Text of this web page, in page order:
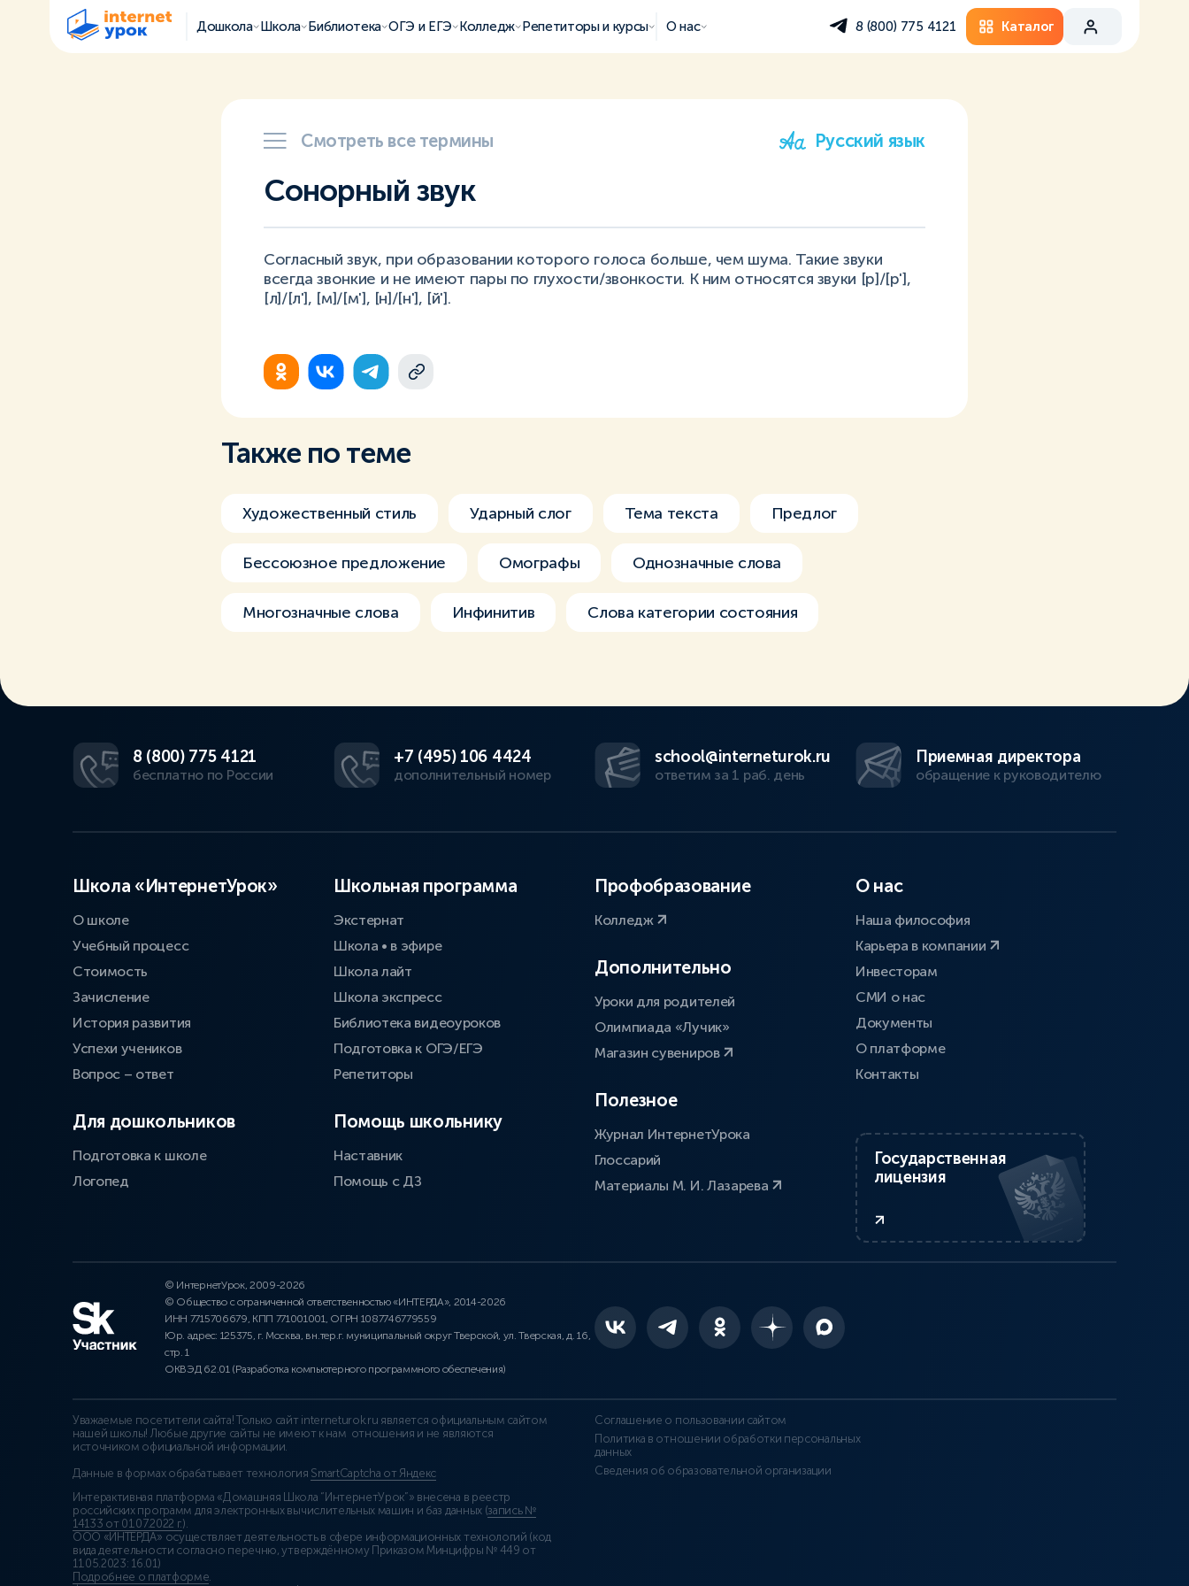
Дошкола Школа Библиотека ОГЭ и ЕГЭ Колледж Репетиторы и курсы О нас 8 (800) 775 4121 Каталог
Смотреть все термины Русский язык
Сонорный звук
Согласный звук, при образовании которого голоса больше, чем шума. Такие звуки
всегда звонкие и не имеют пары по глухости/звонкости. К ним относятся звуки [р]/[р'],
[л]/[л'], [м]/[м'], [н]/[н'], [й'].
Также по теме
Художественный стиль Ударный слог Тема текста Предлог
Бессоюзное предложение Омографы Однозначные слова
Многозначные слова Инфинитив Слова категории состояния
8 (800) 775 4121
бесплатно по России
+7 (495) 106 4424
дополнительный номер
school@interneturok.ru
ответим за 1 раб. день
Приемная директора
обращение к руководителю
Школа «ИнтернетУрок»
О школе
Учебный процесс
Стоимость
Зачисление
История развития
Успехи учеников
Вопрос – ответ
Для дошкольников
Подготовка к школе
Логопед
Школьная программа
Экстернат
Школа • в эфире
Школа лайт
Школа экспресс
Библиотека видеоуроков
Подготовка к ОГЭ/ЕГЭ
Репетиторы
Помощь школьнику
Наставник
Помощь с ДЗ
Профобразование
Колледж
Дополнительно
Уроки для родителей
Олимпиада «Лучик»
Магазин сувениров
Полезное
Журнал ИнтернетУрока
Глоссарий
Материалы М. И. Лазарева
О нас
Наша философия
Карьера в компании
Инвесторам
СМИ о нас
Документы
О платформе
Контакты
Государственная
лицензия
© ИнтернетУрок, 2009-2026
© Общество с ограниченной ответственностью «ИНТЕРДА», 2014-2026
ИНН 7715706679, КПП 771001001, ОГРН 1087746779559
Юр. адрес: 125375, г. Москва, вн.тер.г. муниципальный округ Тверской, ул. Тверская, д. 16,
стр. 1
ОКВЭД 62.01 (Разработка компьютерного программного обеспечения)
Уважаемые посетители сайта! Только сайт interneturok.ru является официальным сайтом
нашей школы! Любые другие сайты не имеют к нам отношения и не являются
источником официальной информации.
Данные в формах обрабатывает технология SmartCaptcha от Яндекс
Интерактивная платформа «Домашняя Школа “ИнтернетУрок”» внесена в реестр
российских программ для электронных вычислительных машин и баз данных (запись №
14133 от 01.07.2022 г.).
ООО «ИНТЕРДА» осуществляет деятельность в сфере информационных технологий (код
вида деятельности согласно перечню, утверждённому Приказом Минцифры № 449 от
11.05.2023: 16.01)
Подробнее о платформе.
Соглашение о пользовании сайтом
Политика в отношении обработки персональных
данных
Сведения об образовательной организации